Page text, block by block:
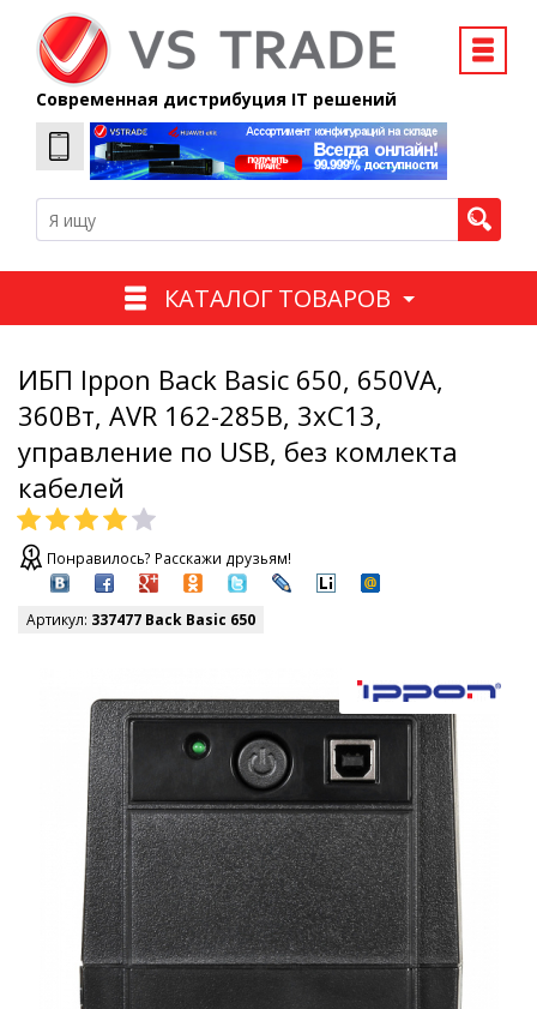
Современная дистрибуция IT решений
КАТАЛОГ ТОВАРОВ
ИБП Ippon Back Basic 650, 650VA,
360Вт, AVR 162-285В, 3хС13,
управление по USB, без комлекта
кабелей
Понравилось? Расскажи друзьям!
Артикул: 337477 Back Basic 650